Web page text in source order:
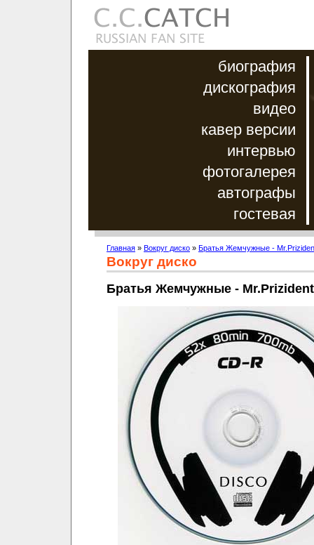
биография
дискография
видео
кавер версии
интервью
фотогалерея
автографы
гостевая
Главная » Вокруг диско » Братья Жемчужные -
Вокруг диско
Братья Жемчужные - Mr.Prizident